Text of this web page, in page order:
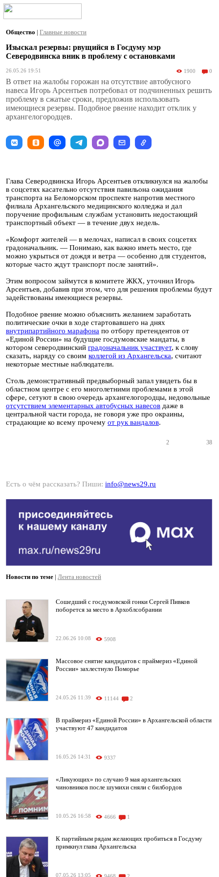
Общество | Главные новости
Изыскал резервы: рвущийся в Госдуму мэр
Северодвинска вник в проблему с остановками
26.05.26 19:51 1900 0
В ответ на жалобы горожан на отсутствие автобусного
навеса Игорь Арсентьев потребовал от подчиненных решить
проблему в сжатые сроки, предложив использовать
имеющиеся резервы. Подобное рвение находит отклик у
архангелогородцев.
Глава Северодвинска Игорь Арсентьев откликнулся на жалобы
в соцсетях касательно отсутствия павильона ожидания
транспорта на Беломорском проспекте напротив местного
филиала Архангельского медицинского колледжа и дал
поручение профильным службам установить недостающий
транспортный объект — в течение двух недель.
«Комфорт жителей — в мелочах, написал в своих соцсетях
градоначальник. — Понимаю, как важно иметь место, где
можно укрыться от дождя и ветра — особенно для студентов,
которые часто ждут транспорт после занятий».
Этим вопросом займутся в комитете ЖКХ, уточнил Игорь
Арсентьев, добавив при этом, что для решения проблемы будут
задействованы имеющиеся резервы.
Подобное рвение можно объяснить желанием заработать
политические очки в ходе стартовавшего на днях
внутрипартийного марафона по отбору претендентов от
«Единой России» на будущие госдумовские мандаты, в
котором северодвинский градоначальник участвует, к слову
сказать, наряду со своим коллегой из Архангельска, считают
некоторые местные наблюдатели.
Столь демонстративный предвыборный запал увидеть бы в
областном центре с его многолетними проблемами в этой
сфере, сетуют в свою очередь архангелогородцы, недовольные
отсутствием элементарных автобусных навесов даже в
центральной части города, не говоря уже про окраины,
страдающие ко всему прочему от рук вандалов.
2 38
Есть о чём рассказать? Пиши: info@news29.ru
Новости по теме | Лента новостей
Сошедший с госдумовской гонки Сергей Пивков
поборется за место в Архоблсобрании
22.06.26 10:08 5908
Массовое снятие кандидатов с праймериз «Единой
России» захлестнуло Поморье
24.05.26 11:39 11144 2
В праймериз «Единой России» в Архангельской области
участвуют 47 кандидатов
16.05.26 14:31 9337
«Ликующих» по случаю 9 мая архангельских
чиновников после шумихи сняли с билбордов
10.05.26 16:58 4666 1
К партийным рядам желающих пробиться в Госдуму
примкнул глава Архангельска
07.05.26 13:05